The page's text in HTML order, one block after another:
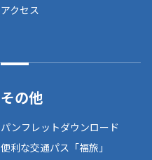
アクセス
その他
パンフレットダウンロード
便利な交通パス「福旅」